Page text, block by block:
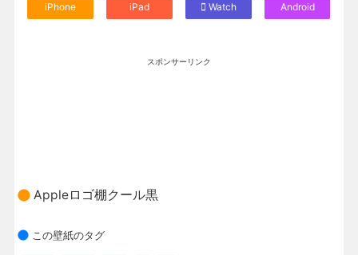
iPhone iPad Watch Android
スポンサーリンク
Appleロゴ棚クール黒
この壁紙のタグ